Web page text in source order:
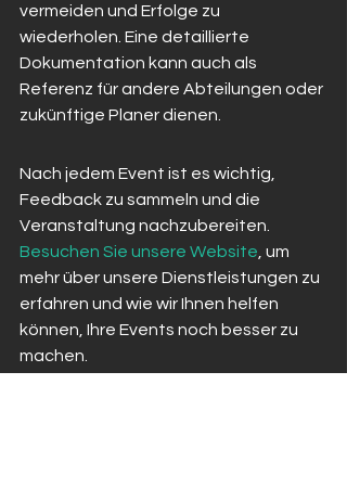
vermeiden und Erfolge zu
wiederholen. Eine detaillierte
Dokumentation kann auch als
Referenz für andere Abteilungen oder
zukünftige Planer dienen.
Nach jedem Event ist es wichtig,
Feedback zu sammeln und die
Veranstaltung nachzubereiten.
Besuchen Sie unsere Website , um
mehr über unsere Dienstleistungen zu
erfahren und wie wir Ihnen helfen
können, Ihre Events noch besser zu
machen.